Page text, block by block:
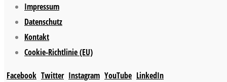
Impressum
Datenschutz
Kontakt
Cookie-Richtlinie (EU)
Facebook Twitter Instagram YouTube LinkedIn